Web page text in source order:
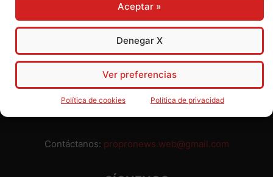
Aceptar »
Denegar X
Ver preferencias
Política de cookies Política de privacidad
privadas. Ninguno de nuestros directivos, redactores y
colaboradores percibe remuneración alguna. Realizamos
nuestro trabajo por amor al periodismo, a la verdad y a la
libertad y en solidaridad con la ciudadanía.
Usted puede colaborar con nosotros divulgando nuestro
periódico, compartiendo nuestros contenidos, sugiriendo temas
y comunicándonos cualquier injusticia o asunto de interés.
Contáctanos: propronews.web@gmail.com